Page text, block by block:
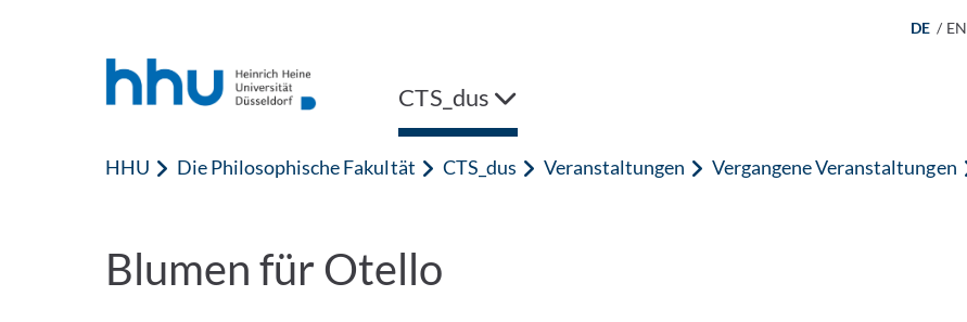
DE / EN
CTS_dus
HHU Die Philosophische Fakultät CTS_dus Veranstaltungen Vergangene Veranstaltungen
Blumen für Otello